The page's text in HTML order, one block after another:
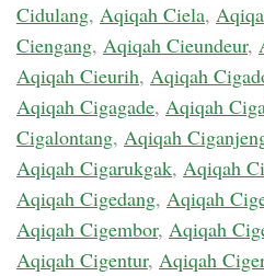
Cidulang, Aqiqah Ciela,
Ciengang, Aqiqah Cieundeur,
Aqiqah Cieurih, Aqiqah
Aqiqah Cigagade, Aqiqah
Cigalontang, Aqiqah
Aqiqah Cigarukgak, Aqiqah
Aqiqah Cigedang, Aqiqah
Aqiqah Cigembor, Aqiqah
Aqiqah Cigentur, Aqiqah